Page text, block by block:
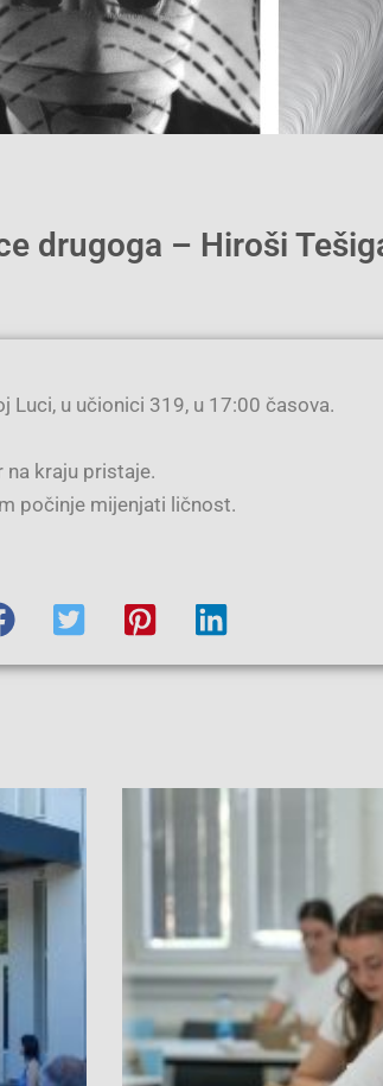
drugoga – Hiroši
Luci, u učionici 319, u 17:00 časova.
kraju pristaje.
počinje mijenjati ličnost.